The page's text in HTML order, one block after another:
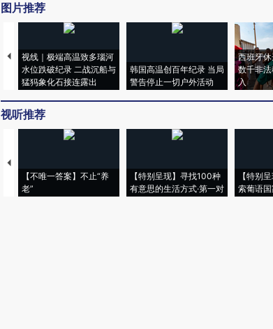
图片推荐
视线｜极端高温致多瑙河
水位跌破纪录 二战沉船与
猛犸象化石接连露出
韩国高温创百年纪录 当局
警告停止一切户外活动
西班牙
数千非
入
视听推荐
【不唯一答案】不止“养
老”
【特别呈现】寻找100种
有意思的生活方式·第一对
【特别
索葡语